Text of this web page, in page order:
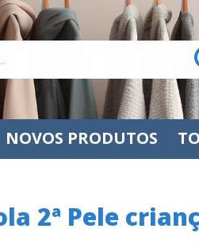
NOVOS PRODUTOS
2ª Pele